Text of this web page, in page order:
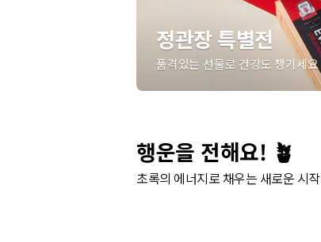
정관장 특별전
품격있는 선물로 건강도 챙기세요
행운을 전해요! 🪴
초록의 에너지로 채우는 새로운 시작